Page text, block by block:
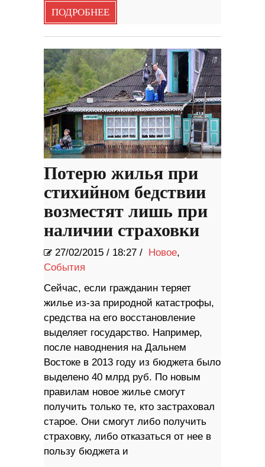
ПОДРОБНЕЕ
Потерю жилья при
стихийном бедствии
возместят лишь при
наличии страховки
27/02/2015 / 18:27 / Новое,
События
Сейчас, если гражданин теряет
жилье из-за природной катастрофы,
средства на его восстановление
выделяет государство. Например,
после наводнения на Дальнем
Востоке в 2013 году из бюджета было
выделено 40 млрд руб. По новым
правилам новое жилье смогут
получить только те, кто застраховал
старое. Они смогут либо получить
страховку, либо отказаться от нее в
пользу бюджета и